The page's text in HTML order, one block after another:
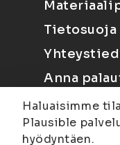
Tietosuoja
Anna
Haluaisimme
Plausible
hyödyntäen.